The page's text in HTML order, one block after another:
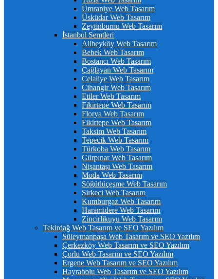
Ümraniye Web Tasarım
Üsküdar Web Tasarım
Zeytinburnu Web Tasarım
İstanbul Semtleri
Alibeyköy Web Tasarım
Bebek Web Tasarım
Bostancı Web Tasarım
Çağlayan Web Tasarım
Celaliye Web Tasarım
Cihangir Web Tasarım
Etiler Web Tasarım
Fikirtepe Web Tasarım
Florya Web Tasarım
Fikirtepe Web Tasarım
Taksim Web Tasarım
Tepecik Web Tasarım
Türkoba Web Tasarım
Gürpınar Web Tasarım
Nişantaşı Web Tasarım
Moda Web Tasarım
Söğütlüçeşme Web Tasarım
Sirkeci Web Tasarım
Kumburgaz Web Tasarım
Haramidere Web Tasarım
Zincirlikuyu Web Tasarım
Tekirdağ Web Tasarım ve SEO Yazılım
Süleymanpaşa Web Tasarım ve SEO Yazılım
Çerkezköy Web Tasarım ve SEO Yazılım
Çorlu Web Tasarım ve SEO Yazılım
Ergene Web Tasarım ve SEO Yazılım
Hayrabolu Web Tasarım ve SEO Yazılım